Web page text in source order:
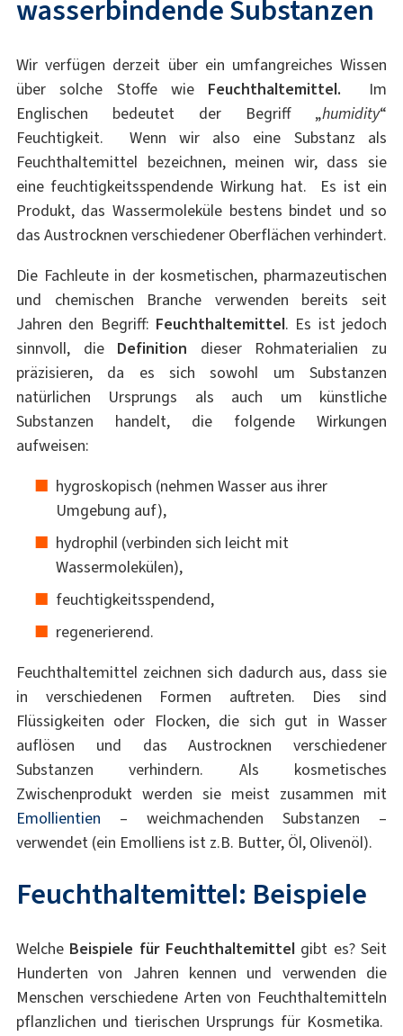
wasserbindende Substanzen
Wir verfügen derzeit über ein umfangreiches Wissen
über solche Stoffe wie Feuchthaltemittel. Im
Englischen bedeutet der Begriff „humidity“
Feuchtigkeit. Wenn wir also eine Substanz als
Feuchthaltemittel bezeichnen, meinen wir, dass sie
eine feuchtigkeitsspendende Wirkung hat. Es ist ein
Produkt, das Wassermoleküle bestens bindet und so
das Austrocknen verschiedener Oberflächen verhindert.
Die Fachleute in der kosmetischen, pharmazeutischen
und chemischen Branche verwenden bereits seit
Jahren den Begriff: Feuchthaltemittel. Es ist jedoch
sinnvoll, dieDefinition dieser Rohmaterialien zu
präzisieren, da es sich sowohl um Substanzen
natürlichen Ursprungs als auch um künstliche
Substanzen handelt, die folgende Wirkungen
aufweisen:
hygroskopisch (nehmen Wasser aus ihrer
Umgebung auf),
hydrophil (verbinden sich leicht mit
Wassermolekülen),
feuchtigkeitsspendend,
regenerierend.
Feuchthaltemittel zeichnen sich dadurch aus, dass sie
in verschiedenen Formen auftreten. Dies sind
Flüssigkeiten oder Flocken, die sich gut in Wasser
auflösen und das Austrocknen verschiedener
Substanzen verhindern. Als kosmetisches
Zwischenprodukt werden sie meist zusammen mit
Emollientien – weichmachenden Substanzen –
verwendet (ein Emolliens ist z.B. Butter, Öl, Olivenöl).
Feuchthaltemittel: Beispiele
Welche Beispiele für Feuchthaltemittel gibt es? Seit
Hunderten von Jahren kennen und verwenden die
Menschen verschiedene Arten von Feuchthaltemitteln
pflanzlichen und tierischen Ursprungs für Kosmetika.